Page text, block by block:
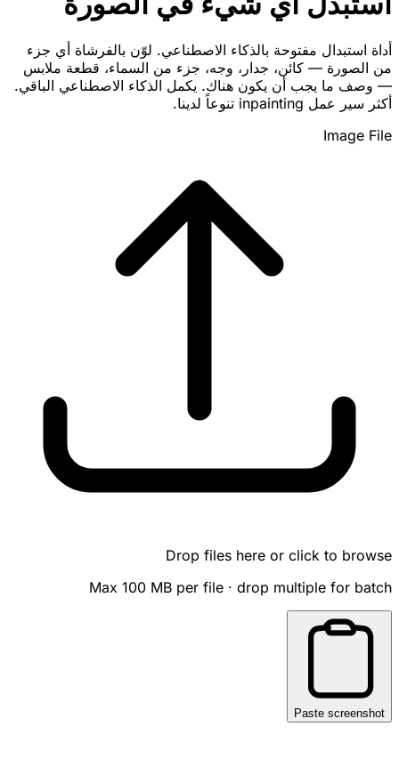
أداة استبدال مفتوحة بالذكاء الاصطناعي. لوّن بالفرشاة أي جزء
من الصورة — كائن، جدار، وجه، جزء من السماء، قطعة ملابس
— وصف ما يجب أن يكون هناك. يكمل الذكاء الاصطناعي الباقي.
أكثر سير عمل inpainting تنوعاً لدينا.
Image File
Drop files here or click to browse
Max 100 MB per file · drop multiple for batch
Paste screenshot